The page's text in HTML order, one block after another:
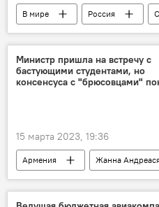
В мире Россия
Владимир Путин
Башар
переговоры
Министр пришла на встречу с
бастующими студентами, но
консенсуса с "брюсовцами"
15 марта 2023, 19:36
Армения
Жанна
Университет имени Брюсова